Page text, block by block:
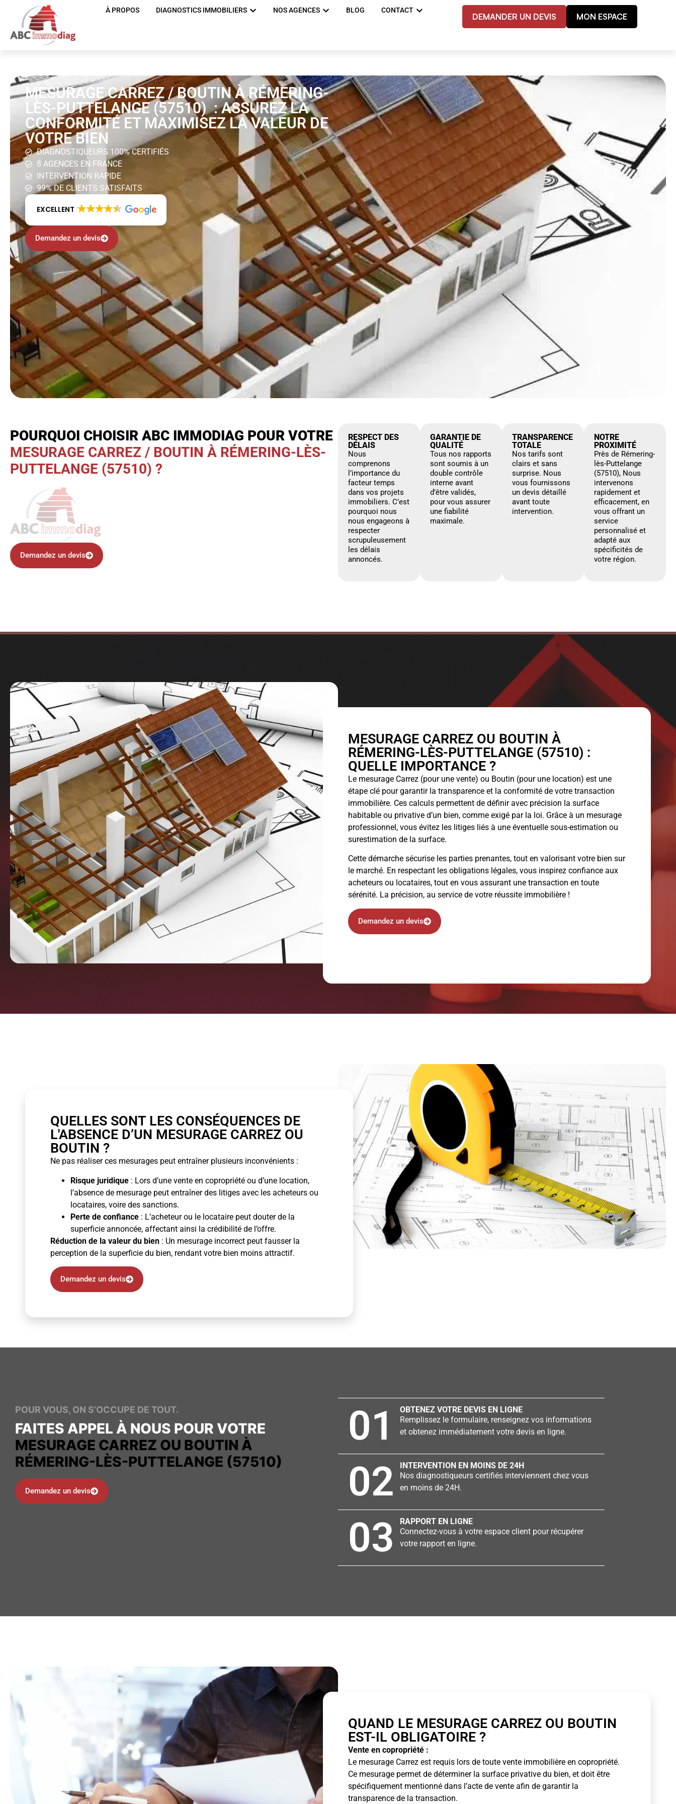
À PROPOS DIAGNOSTICS IMMOBILIERS NOS AGENCES BLOG CONTACT
DEMANDER UN DEVIS MON ESPACE
MESURAGE CARREZ / BOUTIN À RÉMERING-
LÈS-PUTTELANGE (57510) : ASSUREZ LA
CONFORMITÉ ET MAXIMISEZ LA VALEUR DE
VOTRE BIEN
DIAGNOSTIQUEURS 100% CERTIFIÉS
8 AGENCES EN FRANCE
INTERVENTION RAPIDE
99% DE CLIENTS SATISFAITS
EXCELLENT
Demandez un devis
POURQUOI CHOISIR ABC IMMODIAG POUR VOTRE
MESURAGE CARREZ / BOUTIN À RÉMERING-LÈS-
PUTTELANGE (57510) ?
Demandez un devis
RESPECT DES
DÉLAIS
Nous
comprenons
l’importance du
facteur temps
dans vos projets
immobiliers. C’est
pourquoi nous
nous engageons à
respecter
scrupuleusement
les délais
annoncés.
GARANTIE DE
QUALITÉ
Tous nos rapports
sont soumis à un
double contrôle
interne avant
d’être validés,
pour vous assurer
une fiabilité
maximale.
TRANSPARENCE
TOTALE
Nos tarifs sont
clairs et sans
surprise. Nous
vous fournissons
un devis détaillé
avant toute
intervention.
NOTRE
PROXIMITÉ
Près de Rémering-
lès-Puttelange
(57510), Nous
intervenons
rapidement et
efficacement, en
vous offrant un
service
personnalisé et
adapté aux
spécificités de
votre région.
MESURAGE CARREZ OU BOUTIN À
RÉMERING-LÈS-PUTTELANGE (57510) :
QUELLE IMPORTANCE ?
Le mesurage Carrez (pour une vente) ou Boutin (pour une location) est une
étape clé pour garantir la transparence et la conformité de votre transaction
immobilière. Ces calculs permettent de définir avec précision la surface
habitable ou privative d’un bien, comme exigé par la loi. Grâce à un mesurage
professionnel, vous évitez les litiges liés à une éventuelle sous-estimation ou
surestimation de la surface.
Cette démarche sécurise les parties prenantes, tout en valorisant votre bien sur
le marché. En respectant les obligations légales, vous inspirez confiance aux
acheteurs ou locataires, tout en vous assurant une transaction en toute
sérénité. La précision, au service de votre réussite immobilière !
Demandez un devis
QUELLES SONT LES CONSÉQUENCES DE
L'ABSENCE D’UN MESURAGE CARREZ OU
BOUTIN ?
Ne pas réaliser ces mesurages peut entraîner plusieurs inconvénients :
Risque juridique : Lors d’une vente en copropriété ou d’une location,
l’absence de mesurage peut entraîner des litiges avec les acheteurs ou
locataires, voire des sanctions.
Perte de confiance : L’acheteur ou le locataire peut douter de la
superficie annoncée, affectant ainsi la crédibilité de l’offre.
Réduction de la valeur du bien : Un mesurage incorrect peut fausser la
perception de la superficie du bien, rendant votre bien moins attractif.
Demandez un devis
POUR VOUS, ON S’OCCUPE DE TOUT.
FAITES APPEL À NOUS POUR VOTRE
MESURAGE CARREZ OU BOUTIN À
RÉMERING-LÈS-PUTTELANGE (57510)
Demandez un devis
01
OBTENEZ VOTRE DEVIS EN LIGNE
Remplissez le formulaire, renseignez vos informations
et obtenez immédiatement votre devis en ligne.
02
INTERVENTION EN MOINS DE 24H
Nos diagnostiqueurs certifiés interviennent chez vous
en moins de 24H.
03
RAPPORT EN LIGNE
Connectez-vous à votre espace client pour récupérer
votre rapport en ligne.
QUAND LE MESURAGE CARREZ OU BOUTIN
EST-IL OBLIGATOIRE ?
Vente en copropriété :
Le mesurage Carrez est requis lors de toute vente immobilière en copropriété.
Ce mesurage permet de déterminer la surface privative du bien, et doit être
spécifiquement mentionné dans l’acte de vente afin de garantir la
transparence de la transaction.